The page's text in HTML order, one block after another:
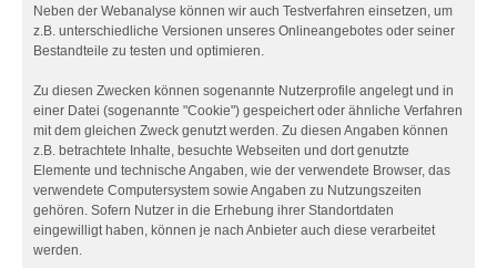
Neben der Webanalyse können wir auch Testverfahren einsetzen, um
z.B. unterschiedliche Versionen unseres Onlineangebotes oder seiner
Bestandteile zu testen und optimieren.
Zu diesen Zwecken können sogenannte Nutzerprofile angelegt und in
einer Datei (sogenannte "Cookie") gespeichert oder ähnliche Verfahren
mit dem gleichen Zweck genutzt werden. Zu diesen Angaben können
z.B. betrachtete Inhalte, besuchte Webseiten und dort genutzte
Elemente und technische Angaben, wie der verwendete Browser, das
verwendete Computersystem sowie Angaben zu Nutzungszeiten
gehören. Sofern Nutzer in die Erhebung ihrer Standortdaten
eingewilligt haben, können je nach Anbieter auch diese verarbeitet
werden.